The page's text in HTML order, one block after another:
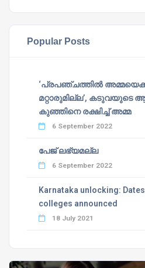
Popular Posts
‘പ്രപഞ്ചത്തില്‍
മറ്റാരുമില്ല’, കടുവയുടെ
കുഞ്ഞിനെ രക്ഷിച്ച് അമ്മ
6 September 2022
പേജ് ലഭ്യമല്ല
6 September 2022
Karnataka unlocking:
colleges announced
18 July 2021